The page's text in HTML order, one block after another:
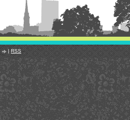
|RSS